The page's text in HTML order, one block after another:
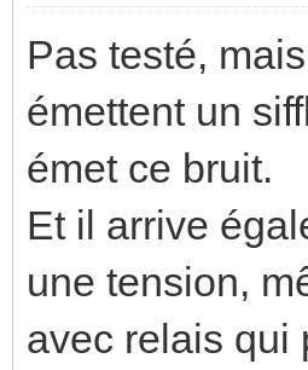
Pas testé,
émettent un
émet ce bruit.
Et il arrive
une tension,
avec relais qui